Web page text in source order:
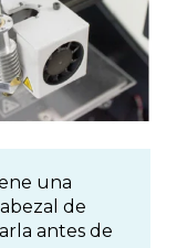
una
de
antes de